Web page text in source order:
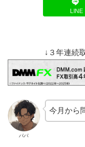
LINE
↓３年連続
パパ
今月から